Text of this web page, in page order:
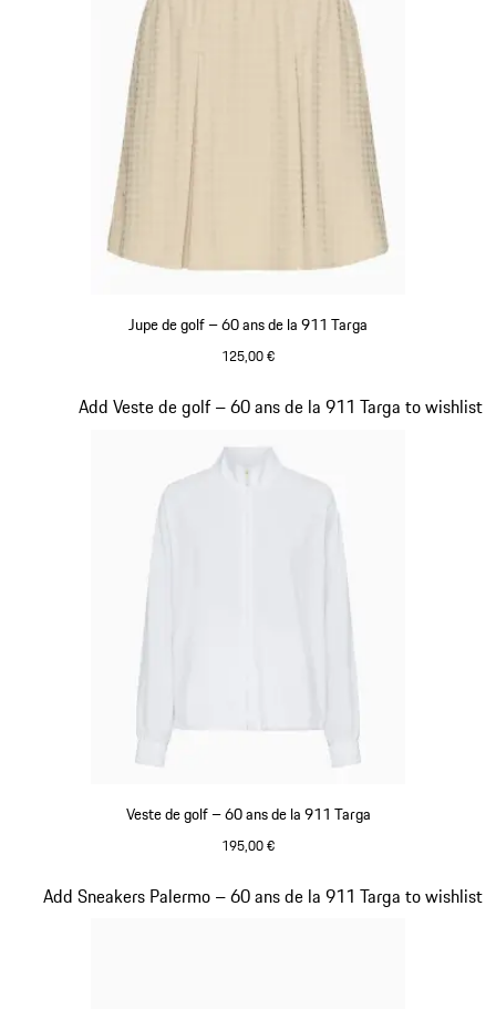
Jupe de golf – 60 ans de la 911 Targa
125,00 €
Veste de golf – 60 ans de la 911 Targa
195,00 €
Add Veste de golf – 60 ans de la 911 Targa to wishlist
Diapositive 19 sur 20
Add Sneakers Palermo – 60 ans de la 911 Targa to wishlist
Diapositive 20 sur 20